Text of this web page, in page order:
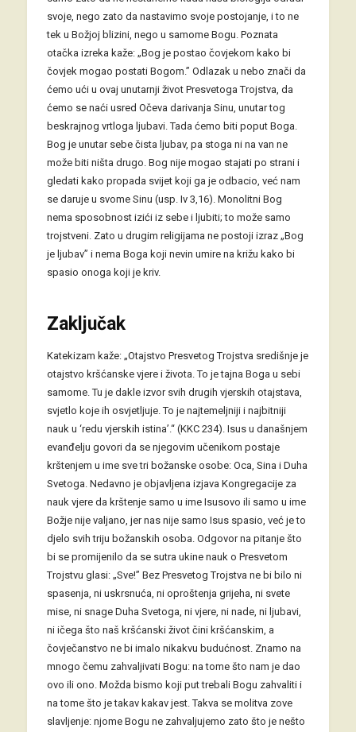
svoje, nego zato da nastavimo svoje postojanje, i to ne
tek u Božjoj blizini, nego u samome Bogu. Poznata
otačka izreka kaže: „Bog je postao čovjekom kako bi
čovjek mogao postati Bogom.” Odlazak u nebo znači da
ćemo ući u ovaj unutarnji život Presvetoga Trojstva, da
ćemo se naći usred Očeva darivanja Sinu, unutar tog
beskrajnog vrtloga ljubavi. Tada ćemo biti poput Boga.
Bog je unutar sebe čista ljubav, pa stoga ni na van ne
može biti ništa drugo. Bog nije mogao stajati po strani i
gledati kako propada svijet koji ga je odbacio, već nam
se daruje u svome Sinu (usp. Iv 3,16). Monolitni Bog
nema sposobnost izići iz sebe i ljubiti; to može samo
trojstveni. Zato u drugim religijama ne postoji izraz „Bog
je ljubav” i nema Boga koji nevin umire na križu kako bi
spasio onoga koji je kriv.
Zaključak
Katekizam kaže: „Otajstvo Presvetog Trojstva središnje je
otajstvo kršćanske vjere i života. To je tajna Boga u sebi
samome. Tu je dakle izvor svih drugih vjerskih otajstava,
svjetlo koje ih osvjetljuje. To je najtemeljniji i najbitniji
nauk u ‘redu vjerskih istina’.“ (KKC 234). Isus u današnjem
evanđelju govori da se njegovim učenikom postaje
krštenjem u ime sve tri božanske osobe: Oca, Sina i Duha
Svetoga. Nedavno je objavljena izjava Kongregacije za
nauk vjere da krštenje samo u ime Isusovo ili samo u ime
Božje nije valjano, jer nas nije samo Isus spasio, već je to
djelo svih triju božanskih osoba. Odgovor na pitanje što
bi se promijenilo da se sutra ukine nauk o Presvetom
Trojstvu glasi: „Sve!” Bez Presvetog Trojstva ne bi bilo ni
spasenja, ni uskrsnuća, ni oproštenja grijeha, ni svete
mise, ni snage Duha Svetoga, ni vjere, ni nade, ni ljubavi,
ni ičega što naš kršćanski život čini kršćanskim, a
čovječanstvo ne bi imalo nikakvu budućnost. Znamo na
mnogo čemu zahvaljivati Bogu: na tome što nam je dao
ovo ili ono. Možda bismo koji put trebali Bogu zahvaliti i
na tome što je takav kakav jest. Takva se molitva zove
slavljenje: njome Bogu ne zahvaljujemo zato što je nešto